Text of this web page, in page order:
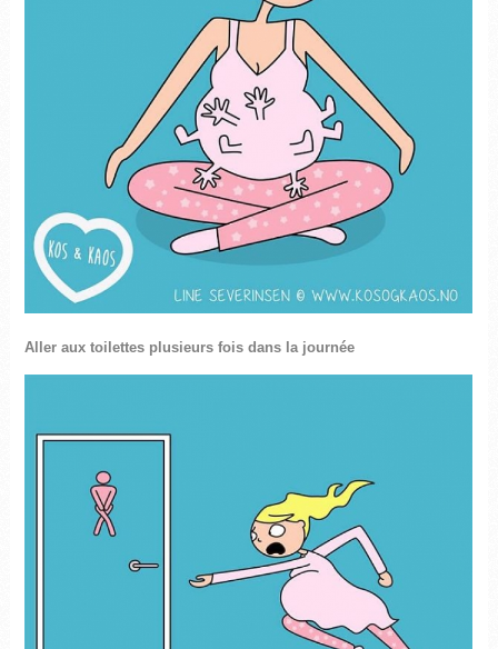
Aller aux toilettes plusieurs fois dans la journée